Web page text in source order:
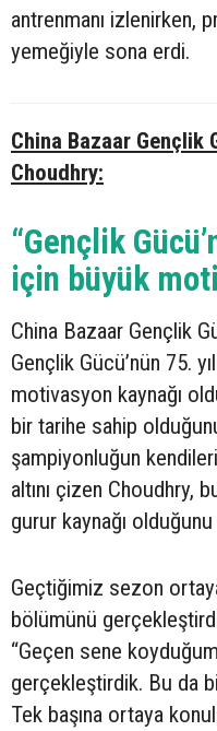
antrenmanı izlenirken,
yemeğiyle sona erdi.
China Bazaar Gençlik
Choudhry:
“Gençlik
için büyük
China Bazaar Gençlik
Gençlik Gücü’nün 75.
motivasyon kaynağı
bir tarihe sahip
şampiyonluğun
altını çizen Choudhry,
gurur kaynağı
Geçtiğimiz sezon
bölümünü
“Geçen sene
gerçekleştirdik. Bu da
Tek başına ortaya